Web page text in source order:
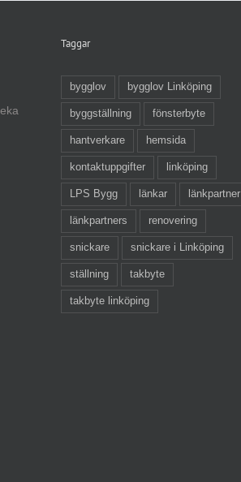
Taggar
bygglov bygglov Linköping
byggställning fönsterbyte
hantverkare hemsida
kontaktuppgifter linköping
LPS Bygg länkar länkpartner
länkpartners renovering
snickare snickare i Linköping
ställning takbyte
takbyte linköping